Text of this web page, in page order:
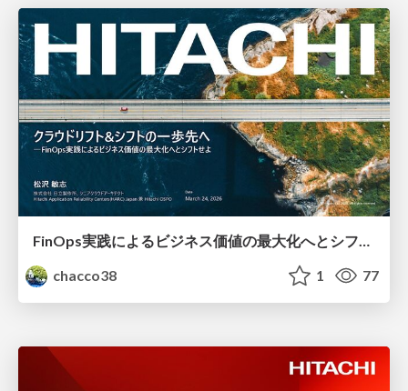
FinOps実践によるビジネス価値の最大化へとシフトせよ #NikkeiMesse
chacco38
1 77